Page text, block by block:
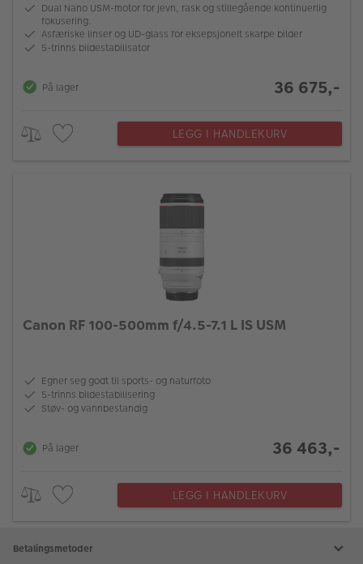
Dual Nano USM-motor for jevn, rask og stillegående kontinuerlig
fokusering.
Asfæriske linser og UD-glass for eksepsjonelt skarpe bilder
5-trinns bildestabilisator
På lager 36 675,-
LEGG I HANDLEKURV
Canon RF 100-500mm f/4.5-7.1 L IS USM
Egner seg godt til sports- og naturfoto
5-trinns bildestabilisering
Støv- og vannbestandig
På lager 36 463,-
LEGG I HANDLEKURV
Betalingsmetoder